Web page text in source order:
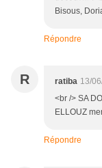
Bisous,
Répondre
R ratiba 13/
<br /> SA
ELLOUZ
Répondre